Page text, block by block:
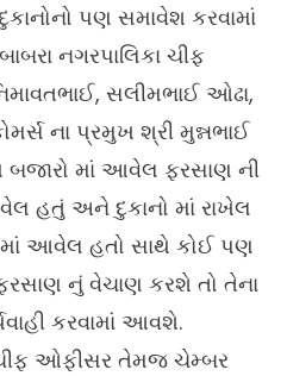
પણ સમાવેશ કરવામાં
નગરપાલિકા ચીફ
સલીમભાઈ ઓઢા,
ના પ્રમુખ શ્રી મુન્નભાઈ
માં આવેલ ફરસાણ ની
હતું અને દુકાનો માં રાખેલ
આવેલ હતો સાથે કોઈ પણ
નું વેચાણ કરશે તો તેના
કરવામાં આવશે.
ઓફીસર તેમજ ચેમ્બર